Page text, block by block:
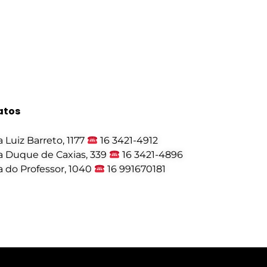
Luiz Barreto, 1177
16 3421-4912
Duque de Caxias, 339
16 3421-4896
do Professor, 1040
16 991670181